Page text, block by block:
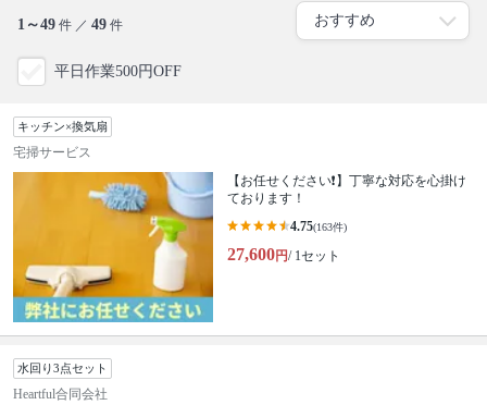
1～49 件 ／ 49 件
平日作業500円OFF
キッチン×換気扇
宅掃サービス
【お任せください❗️】丁寧な対応を心掛け
ております！
4.75(163件)
27,600円/ 1セット
水回り3点セット
Heartful合同会社